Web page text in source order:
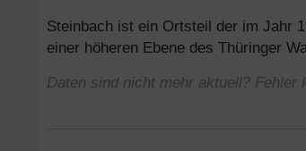
Steinbach ist ein Ortsteil der im Jahr
einer höheren Ebene des Thüringer
Daten sind nicht mehr aktuell? Fehler